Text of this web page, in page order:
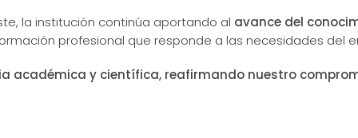
la institución continúa aportando al avance del
profesional que responde a las necesidades del
académica y científica, reafirmando nuestro